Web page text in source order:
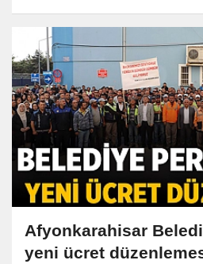
Söyleşide Buluştu
Afyonkarahisar
yeni ücret